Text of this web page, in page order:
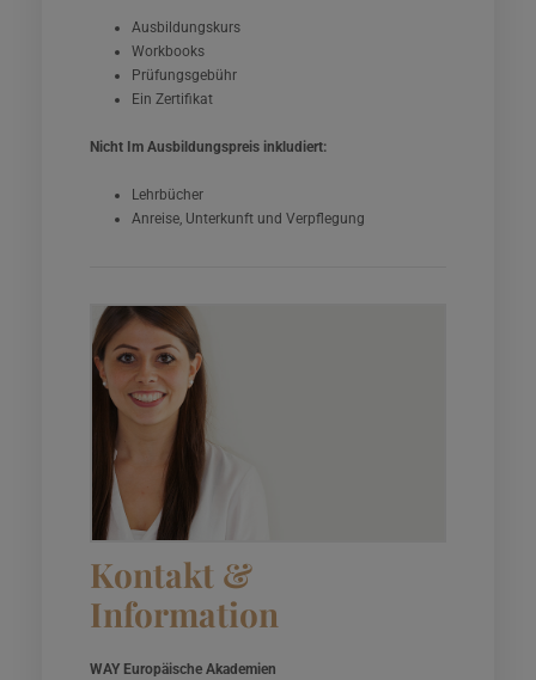
Ausbildungskurs
Workbooks
Prüfungsgebühr
Ein Zertifikat
Nicht Im Ausbildungspreis inkludiert:
Lehrbücher
Anreise, Unterkunft und Verpflegung
Kontakt &
Information
WAY Europäische Akademien